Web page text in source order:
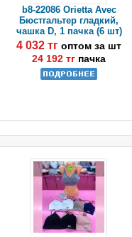
b8-22086 Orietta Avec
Бюстгальтер гладкий,
чашка D, 1 пачка (6 шт)
4 032 тгоптом за шт
24 192 тг пачка